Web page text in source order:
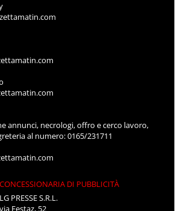
annunci, necrologi, offro e cerco lavoro,
al numero: 0165/231711
CONCESSIONARIA DI PUBBLICITÀ
LG PRESSE S.R.L.
via Festaz, 52